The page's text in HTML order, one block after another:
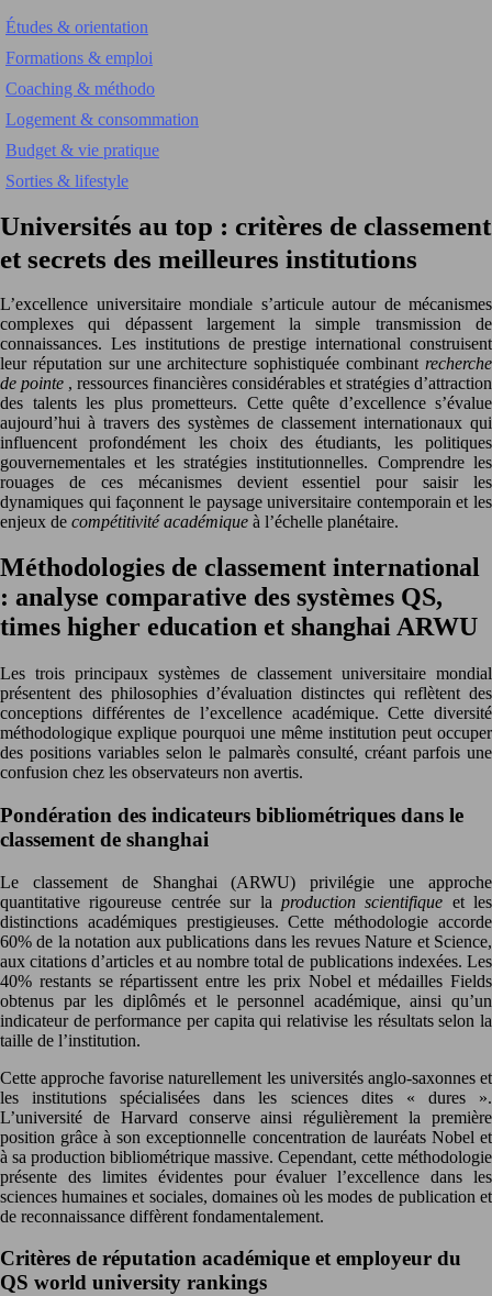
Études & orientation
Formations & emploi
Coaching & méthodo
Logement & consommation
Budget & vie pratique
Sorties & lifestyle
Universités au top : critères de classement
et secrets des meilleures institutions
L’excellence universitaire mondiale s’articule autour de mécanismes
complexes qui dépassent largement la simple transmission de
connaissances. Les institutions de prestige international construisent
leur réputation sur une architecture sophistiquée combinant recherche
de pointe , ressources financières considérables et stratégies d’attraction
des talents les plus prometteurs. Cette quête d’excellence s’évalue
aujourd’hui à travers des systèmes de classement internationaux qui
influencent profondément les choix des étudiants, les politiques
gouvernementales et les stratégies institutionnelles. Comprendre les
rouages de ces mécanismes devient essentiel pour saisir les
dynamiques qui façonnent le paysage universitaire contemporain et les
enjeux de compétitivité académique à l’échelle planétaire.
Méthodologies de classement international
: analyse comparative des systèmes QS,
times higher education et shanghai ARWU
Les trois principaux systèmes de classement universitaire mondial
présentent des philosophies d’évaluation distinctes qui reflètent des
conceptions différentes de l’excellence académique. Cette diversité
méthodologique explique pourquoi une même institution peut occuper
des positions variables selon le palmarès consulté, créant parfois une
confusion chez les observateurs non avertis.
Pondération des indicateurs bibliométriques dans le
classement de shanghai
Le classement de Shanghai (ARWU) privilégie une approche
quantitative rigoureuse centrée sur la production scientifique et les
distinctions académiques prestigieuses. Cette méthodologie accorde
60% de la notation aux publications dans les revues Nature et Science,
aux citations d’articles et au nombre total de publications indexées. Les
40% restants se répartissent entre les prix Nobel et médailles Fields
obtenus par les diplômés et le personnel académique, ainsi qu’un
indicateur de performance per capita qui relativise les résultats selon la
taille de l’institution.
Cette approche favorise naturellement les universités anglo-saxonnes et
les institutions spécialisées dans les sciences dites « dures ».
L’université de Harvard conserve ainsi régulièrement la première
position grâce à son exceptionnelle concentration de lauréats Nobel et
à sa production bibliométrique massive. Cependant, cette méthodologie
présente des limites évidentes pour évaluer l’excellence dans les
sciences humaines et sociales, domaines où les modes de publication et
de reconnaissance diffèrent fondamentalement.
Critères de réputation académique et employeur du
QS world university rankings